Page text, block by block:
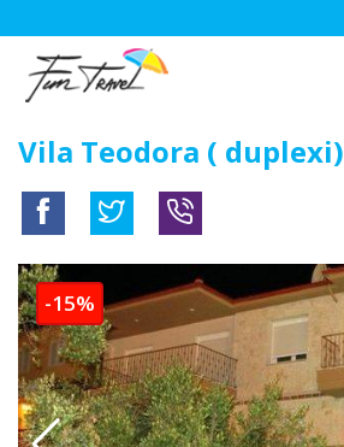
Vila Teodora ( duplexi)